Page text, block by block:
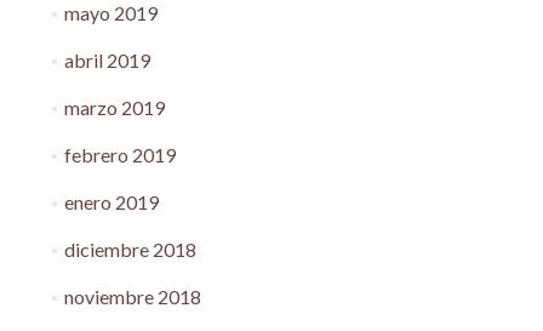
mayo 2019
abril 2019
marzo 2019
febrero 2019
enero 2019
diciembre 2018
noviembre 2018